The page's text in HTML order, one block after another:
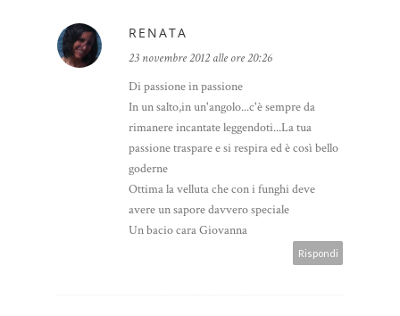
RENATA
23 novembre 2012 alle ore 20:26
Di passione in passione
In un salto,in un'angolo...c'è sempre da
rimanere incantate leggendoti...La tua
passione traspare e si respira ed è così bello
goderne
Ottima la velluta che con i funghi deve
avere un sapore davvero speciale
Un bacio cara Giovanna
Rispondi